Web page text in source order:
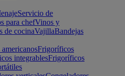
Servicio de
para chefVinos y
de cocinaVajillaBandejas
Frigoríficos
integrablesFrigoríficos